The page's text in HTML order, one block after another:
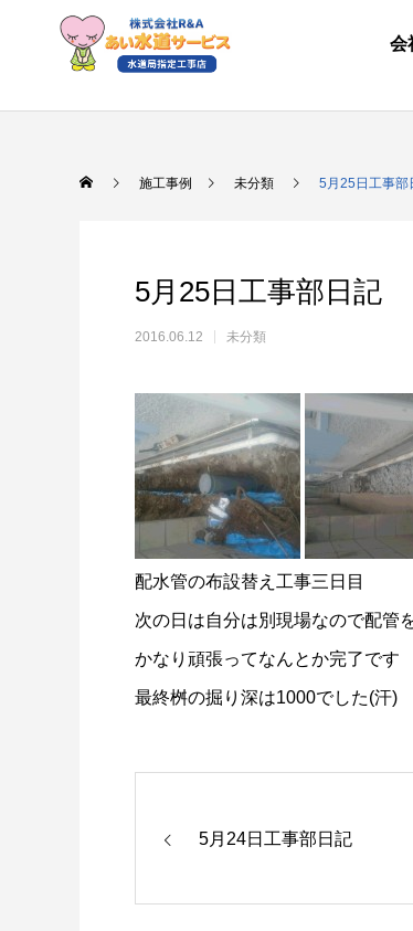
会
施工事例 未分類 5月25日工事部
5月25日工事部日記
2016.06.12 未分類
配水管の布設替え工事三日目
次の日は自分は別現場なので配管
かなり頑張ってなんとか完了です
最終桝の掘り深は1000でした(汗)
5月24日工事部日記